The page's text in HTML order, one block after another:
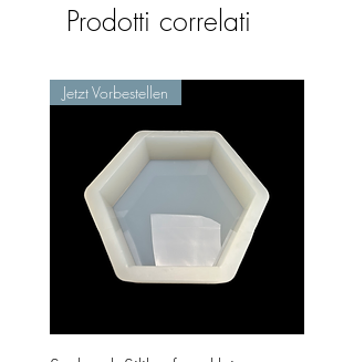
Prodotti correlati
Jetzt Vorbestellen